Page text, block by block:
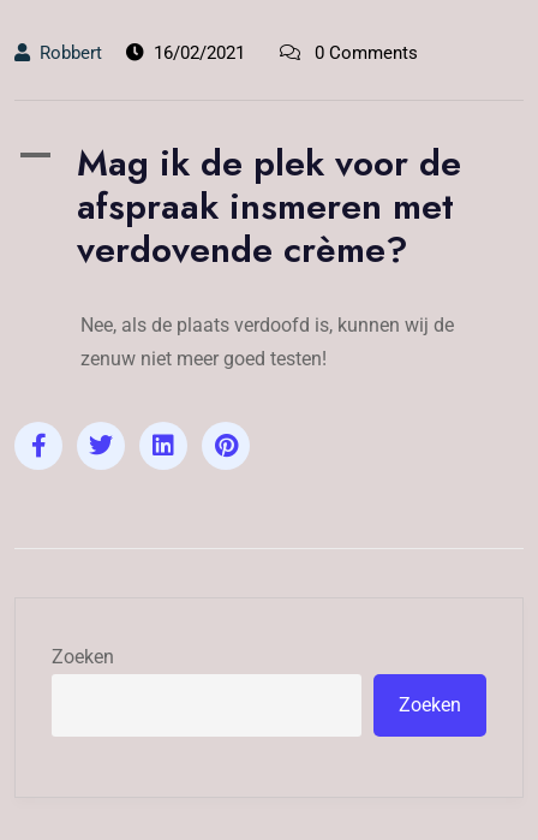
Robbert 16/02/2021 0 Comments
A
Mag ik de plek voor de
afspraak insmeren met
verdovende crème?
Nee, als de plaats verdoofd is, kunnen wij de
zenuw niet meer goed testen!
Zoeken
Zoeken